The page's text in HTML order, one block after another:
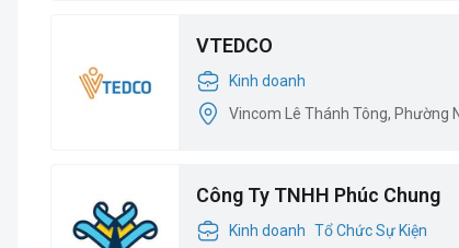
VTEDCO
Kinh doanh
Vincom Lê Thánh Tông, Phường
Công Ty TNHH Phúc Chung
Kinh doanh Tổ Chức Sự Kiện